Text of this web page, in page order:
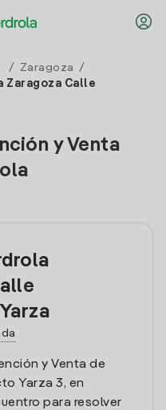
/ Zaragoza
/
Zaragoza Calle
y Venta
y Venta de
Yarza 3, en
para resolver